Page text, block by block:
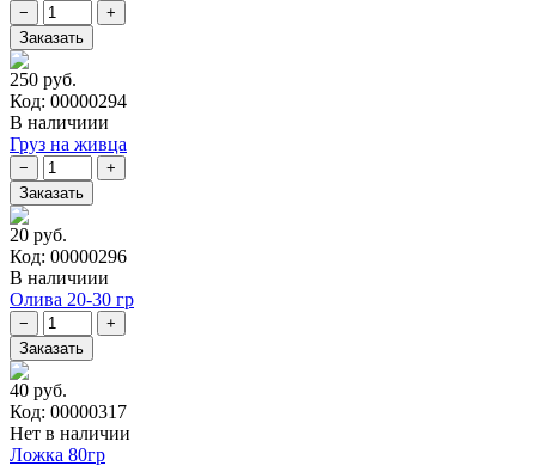
250 руб.
Код: 00000294
В наличиии
Груз на живца
20 руб.
Код: 00000296
В наличиии
Олива 20-30 гр
40 руб.
Код: 00000317
Нет в наличии
Ложка 80гр